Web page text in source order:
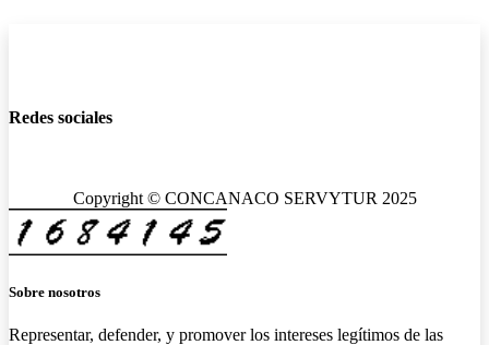
Redes sociales
Copyright © CONCANACO SERVYTUR 2025
Sobre nosotros
Representar, defender, y promover los intereses legítimos de las